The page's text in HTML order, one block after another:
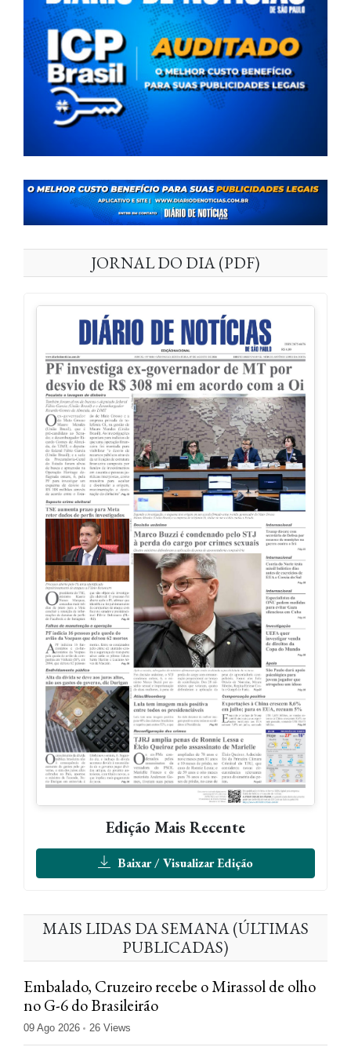
JORNAL DO DIA (PDF)
Edição Mais Recente
Baixar / Visualizar Edição
MAIS LIDAS DA SEMANA (ÚLTIMAS
PUBLICADAS)
Embalado, Cruzeiro recebe o Mirassol de olho
no G-6 do Brasileirão
09 Ago 2026 26 Views